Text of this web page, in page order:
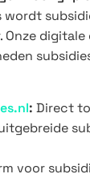
wordt
Onze
:Direct
voor